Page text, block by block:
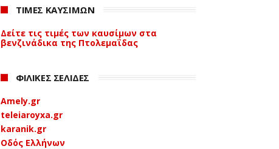
ΤΙΜΕΣ ΚΑΥΣΙΜΩΝ
Δείτε τις τιμές των καυσίμων στα
βενζινάδικα της Πτολεμαΐδας
ΦΙΛΙΚΕΣ ΣΕΛΙΔΕΣ
Amely.gr
teleiaroyxa.gr
karanik.gr
Οδός Ελλήνων